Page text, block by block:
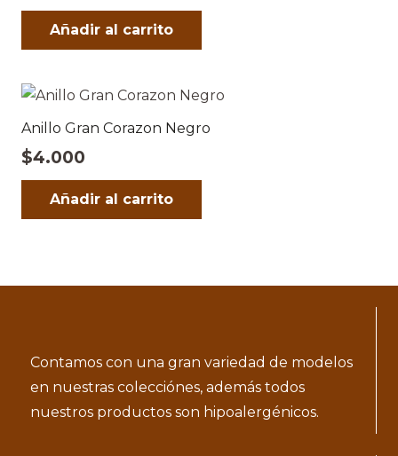
Añadir al carrito
Anillo Gran Corazon Negro
$4.000
Añadir al carrito
Contamos con una gran variedad de modelos
en nuestras colecciónes, además todos
nuestros productos son hipoalergénicos.